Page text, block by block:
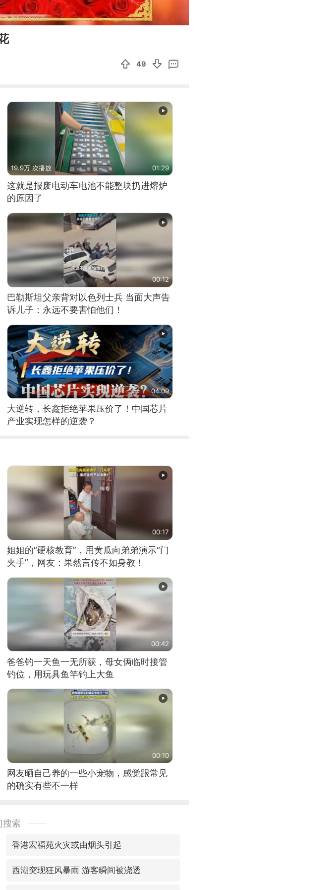
02:01
49
19.9万 次播放 01:29
这就是报废电动车电池不能整块扔进熔炉
的原因了
00:12
巴勒斯坦父亲背对以色列士兵 当面大声告
诉儿子：永远不要害怕他们！
04:09
大逆转，长鑫拒绝苹果压价了！中国芯片
产业实现怎样的逆袭？
00:17
姐姐的“硬核教育”，用黄瓜向弟弟演示“门
夹手”，网友：果然言传不如身教！
00:42
爸爸钓一天鱼一无所获，母女俩临时接管
钓位，用玩具鱼竿钓上大鱼
00:10
网友晒自己养的一些小宠物，感觉跟常见
的确实有些不一样
搜索
香港宏福苑火灾或由烟头引起
西湖突现狂风暴雨 游客瞬间被浇透